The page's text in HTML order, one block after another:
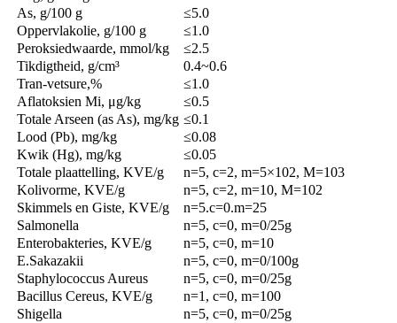
As, g/100 g
≤5.0
Oppervlakolie, g/100 g
≤1.0
Peroksiedwaarde, mmol/kg
≤2.5
Tikdigtheid, g/cm³
0.4~0.6
Tran-vetsure,%
≤1.0
Aflatoksien Mi, μg/kg
≤0.5
Totale Arseen (as As), mg/kg ≤0.1
Lood (Pb), mg/kg
≤0.08
Kwik (Hg), mg/kg
≤0.05
Totale plaattelling, KVE/g
n=5, c=2, m=5×102, M=103
Kolivorme, KVE/g
n=5, c=2, m=10, M=102
Skimmels en Giste, KVE/g
n=5.c=0.m=25
Salmonella
n=5, c=0, m=0/25g
Enterobakteries, KVE/g
n=5, c=0, m=10
E.Sakazakii
n=5, c=0, m=0/100g
Staphylococcus Aureus
n=5, c=0, m=0/25g
Bacillus Cereus, KVE/g
n=1, c=0, m=100
Shigella
n=5, c=0, m=0/25g